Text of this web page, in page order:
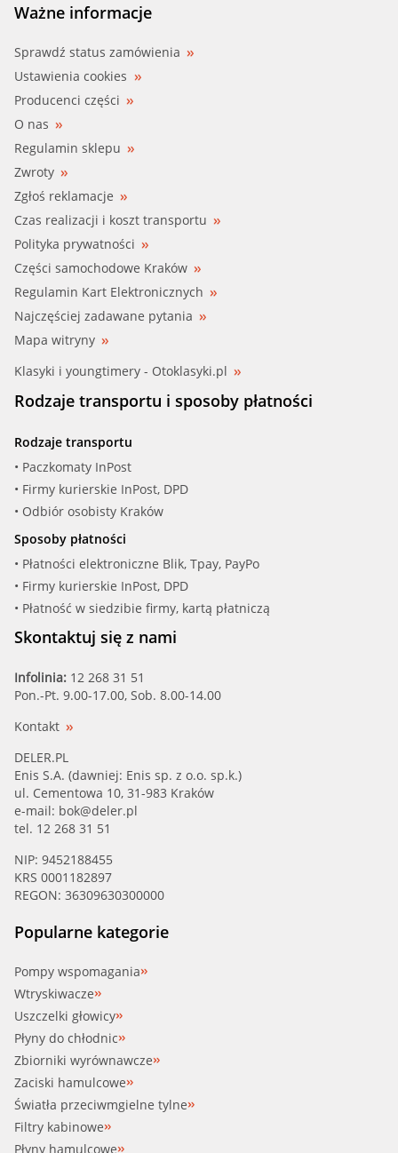
Ważne informacje
Sprawdź status zamówienia
Ustawienia cookies
Producenci części
O nas
Regulamin sklepu
Zwroty
Zgłoś reklamacje
Czas realizacji i koszt transportu
Polityka prywatności
Części samochodowe Kraków
Regulamin Kart Elektronicznych
Najczęściej zadawane pytania
Mapa witryny
Klasyki i youngtimery - Otoklasyki.pl
Rodzaje transportu i sposoby płatności
Rodzaje transportu
• Paczkomaty InPost
• Firmy kurierskie InPost, DPD
• Odbiór osobisty Kraków
Sposoby płatności
• Płatności elektroniczne Blik, Tpay, PayPo
• Firmy kurierskie InPost, DPD
• Płatność w siedzibie firmy, kartą płatniczą
Skontaktuj się z nami
Infolinia: 12 268 31 51
Pon.-Pt. 9.00-17.00, Sob. 8.00-14.00
Kontakt
DELER.PL
Enis S.A. (dawniej: Enis sp. z o.o. sp.k.)
ul. Cementowa 10, 31-983 Kraków
e-mail: bok@deler.pl
tel. 12 268 31 51
NIP: 9452188455
KRS 0001182897
REGON: 36309630300000
Popularne kategorie
Pompy wspomagania
Wtryskiwacze
Uszczelki głowicy
Płyny do chłodnic
Zbiorniki wyrównawcze
Zaciski hamulcowe
Światła przeciwmgielne tylne
Filtry kabinowe
Płyny hamulcowe